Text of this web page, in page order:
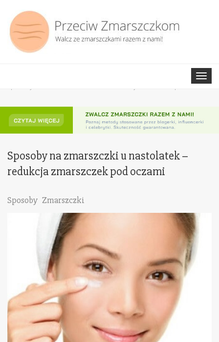
Toggle
Sposoby na zmarszczki u nastolatek – redukcja zmarszczek pod oczami
Sposoby na zmarszczki u nastolatek –
redukcja zmarszczek pod oczami
Sposoby Zmarszczki